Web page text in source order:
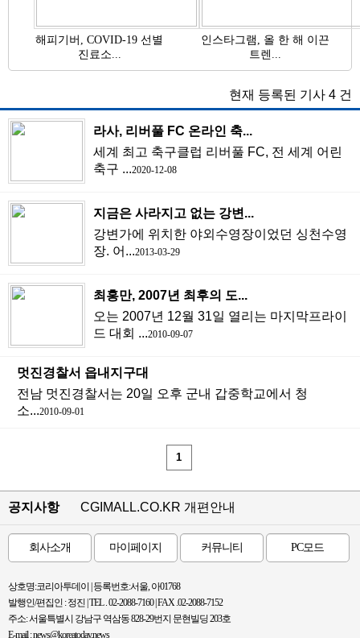
해피기버, COVID-19 선별
진료소...
인스타그램, 올 한 해 이끈
트렌...
현재 등록된 기사 4 건
라사, 리버풀 FC 온라인 축...
세계 최고 축구클럽 리버풀 FC, 전 세계 어린
축구 ...2020-12-08
지금은 사라지고 없는 강변...
강변가에 위치한 야외수영장이었던 싱천수영
장. 어...2013-03-29
최홍만, 2007년 최후의 도...
오는 2007년 12월 31일 열리는 마지막프라이
드 대회 ...2010-09-07
멋진경찰서 읍내지구대
전남 멋진경찰서는 20일 오후 군내 갑중학교에서 청
소...2010-09-01
1
공지사항 CGIMALL.CO.KR 개편안내
회사소개 마이페이지 커뮤니티 PC모드
상호명:코리아투데이 | 등록번호:서울, 아01768
발행인/편집인 : 정진 | TEL . 02-2088-7160 | FAX .02-2088-7152
주소: 서울특별시 강남구 역삼동 828-29번지 문현빌딩 203호
E-mail : news@koreatoday.news